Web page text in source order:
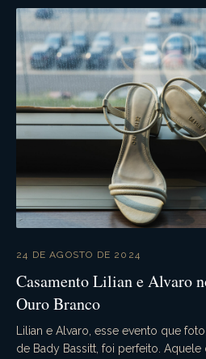
24 DE AGOSTO DE 2024
Casamento Lilian e Alvaro
Ouro Branco
Lilian e Alvaro, esse evento que
de Bady Bassitt, foi perfeito.